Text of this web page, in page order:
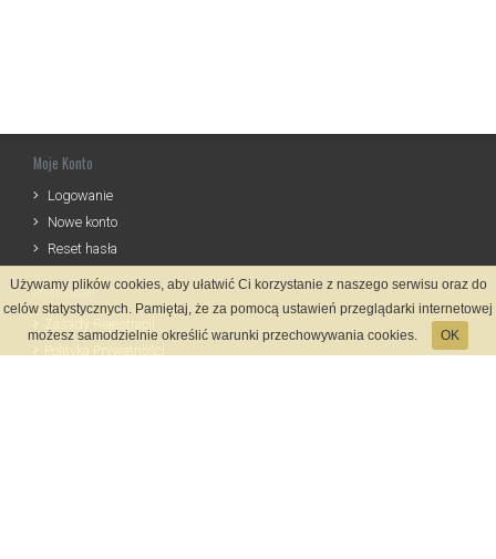
Moje Konto
Logowanie
Nowe konto
Reset hasła
Informacje
Używamy plików cookies, aby ułatwić Ci korzystanie z naszego serwisu oraz do
celów statystycznych. Pamiętaj, że za pomocą ustawień przeglądarki internetowej
możesz samodzielnie określić warunki przechowywania cookies.
OK